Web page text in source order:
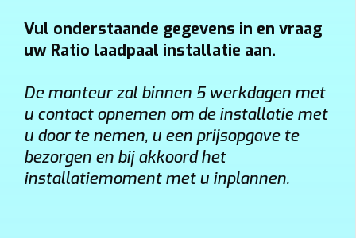
Vul onderstaande gegevens in en vraag
uw Ratio laadpaal installatie aan.
De monteur zal binnen 5 werkdagen met
u contact opnemen om de installatie met
u door te nemen, u een prijsopgave te
bezorgen en bij akkoord het
installatiemoment met u inplannen.